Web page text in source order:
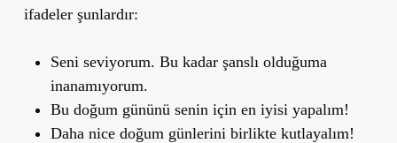
ifadeler şunlardır:
Seni seviyorum. Bu kadar şanslı olduğuma
inanamıyorum.
Bu doğum gününü senin için en iyisi yapalım!
Daha nice doğum günlerini birlikte kutlayalım!